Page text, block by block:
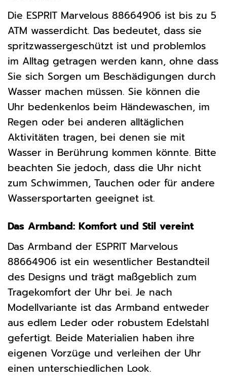
Die ESPRIT Marvelous 88664906 ist bis zu 5
ATM wasserdicht. Das bedeutet, dass sie
spritzwassergeschützt ist und problemlos
im Alltag getragen werden kann, ohne dass
Sie sich Sorgen um Beschädigungen durch
Wasser machen müssen. Sie können die
Uhr bedenkenlos beim Händewaschen, im
Regen oder bei anderen alltäglichen
Aktivitäten tragen, bei denen sie mit
Wasser in Berührung kommen könnte. Bitte
beachten Sie jedoch, dass die Uhr nicht
zum Schwimmen, Tauchen oder für andere
Wassersportarten geeignet ist.
Das Armband: Komfort und Stil vereint
Das Armband der ESPRIT Marvelous
88664906 ist ein wesentlicher Bestandteil
des Designs und trägt maßgeblich zum
Tragekomfort der Uhr bei. Je nach
Modellvariante ist das Armband entweder
aus edlem Leder oder robustem Edelstahl
gefertigt. Beide Materialien haben ihre
eigenen Vorzüge und verleihen der Uhr
einen unterschiedlichen Look.